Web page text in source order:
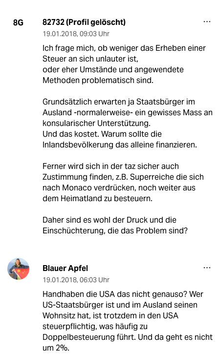
8G 82732 (Profil gelöscht)
19.01.2018, 09:03 Uhr
Ich frage mich, ob weniger das Erheben einer
Steuer an sich unlauter ist,
oder eher Umstände und angewendete
Methoden problematisch sind.
Grundsätzlich erwarten ja Staatsbürger im
Ausland -normalerweise- ein gewisses Mass an
konsularischer Unterstützung.
Und das kostet. Warum sollte die
Inlandsbevölkerung das alleine finanzieren.
Ferner wird sich in der taz sicher auch
Zustimmung finden, z.B. Superreiche die sich
nach Monaco verdrücken, noch weiter aus
dem Heimatland zu besteuern.
Daher sind es wohl der Druck und die
Einschüchterung, die das Problem sind?
Blauer Apfel
19.01.2018, 06:03 Uhr
Handhaben die USA das nicht genauso? Wer
US-Staatsbürger ist und im Ausland seinen
Wohnsitz hat, ist trotzdem in den USA
steuerpflichtig, was häufig zu
Doppelbesteuerung führt. Und da geht es nicht
um 2%.